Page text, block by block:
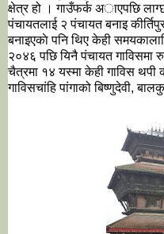
क्षेत्र हो । गाउँफर्क अाएपछि
पंचायतलाई २ पंचायत बनाइ
बनाइएकाे पनि थिए केही
२०४६ पछि यिनै पंचायत गाविसमा
चैत्रमा १४ यस्मा केही गाविस थपी
गाविसचांहि पांगाको बिष्णुदेवी,